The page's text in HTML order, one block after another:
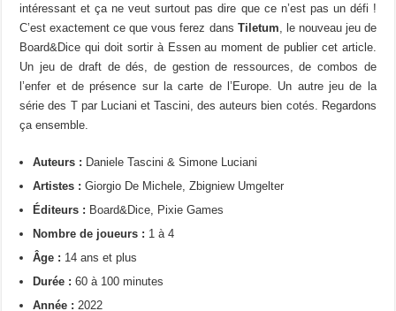
intéressant et ça ne veut surtout pas dire que ce n’est pas un défi !
C’est exactement ce que vous ferez dans Tiletum , le nouveau jeu de
Board&Dice qui doit sortir à Essen au moment de publier cet article.
Un jeu de draft de dés, de gestion de ressources, de combos de
l’enfer et de présence sur la carte de l’Europe. Un autre jeu de la
série des T par Luciani et Tascini, des auteurs bien cotés. Regardons
ça ensemble.
Auteurs : Daniele Tascini & Simone Luciani
Artistes : Giorgio De Michele, Zbigniew Umgelter
Éditeurs : Board&Dice, Pixie Games
Nombre de joueurs : 1 à 4
Âge : 14 ans et plus
Durée : 60 à 100 minutes
Année : 2022